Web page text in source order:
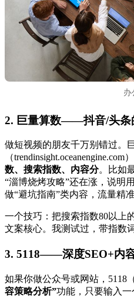
办
2. 巨量算数——抖音/头条
做短视频的朋友千万别错过。
（
数、搜索指数、内容分。比如
“淄博烧烤攻略”还在涨，说明
做“避坑指南”类内容，流量精
一个技巧：把搜索指数80以上
文案核心。我测试过，带指数
3. 5118——深度SEO+内
如果你做公众号或网站，5118
容策略分析”功能，只要输入